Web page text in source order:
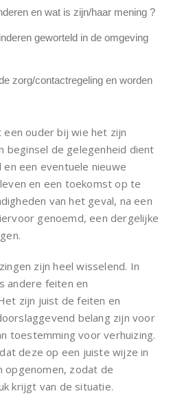
en wat is zijn/haar mening ?
geworteld in de omgeving
zorg/contactregeling en worden
ouder bij wie het zijn
beginsel de gelegenheid dient
een eventuele nieuwe
en een toekomst op te
van het geval, na een
genoemd, een dergelijke
zijn heel wisselend. In
andere feiten en
zijn juist de feiten en
belang zijn voor
toestemming voor verhuizing.
deze op een juiste wijze in
zodat de
krijgt van de situatie.